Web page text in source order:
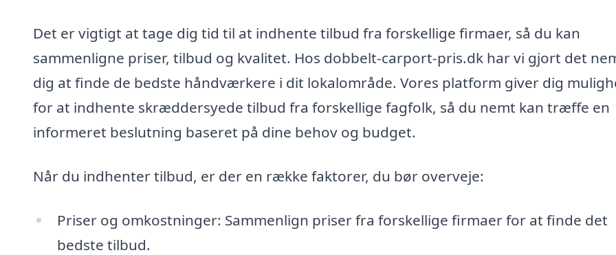
Det er vigtigt at tage dig tid til at indhente tilbud fra forskellige firmaer, så du kan
sammenligne priser, tilbud og kvalitet. Hos dobbelt-carport-pris.dk har vi gjort det
dig at finde de bedste håndværkere i dit lokalområde. Vores platform giver dig
for at indhente skræddersyede tilbud fra forskellige fagfolk, så du nemt kan træffe en
informeret beslutning baseret på dine behov og budget.
Når du indhenter tilbud, er der en række faktorer, du bør overveje:
Priser og omkostninger: Sammenlign priser fra forskellige firmaer for at finde det
bedste tilbud.